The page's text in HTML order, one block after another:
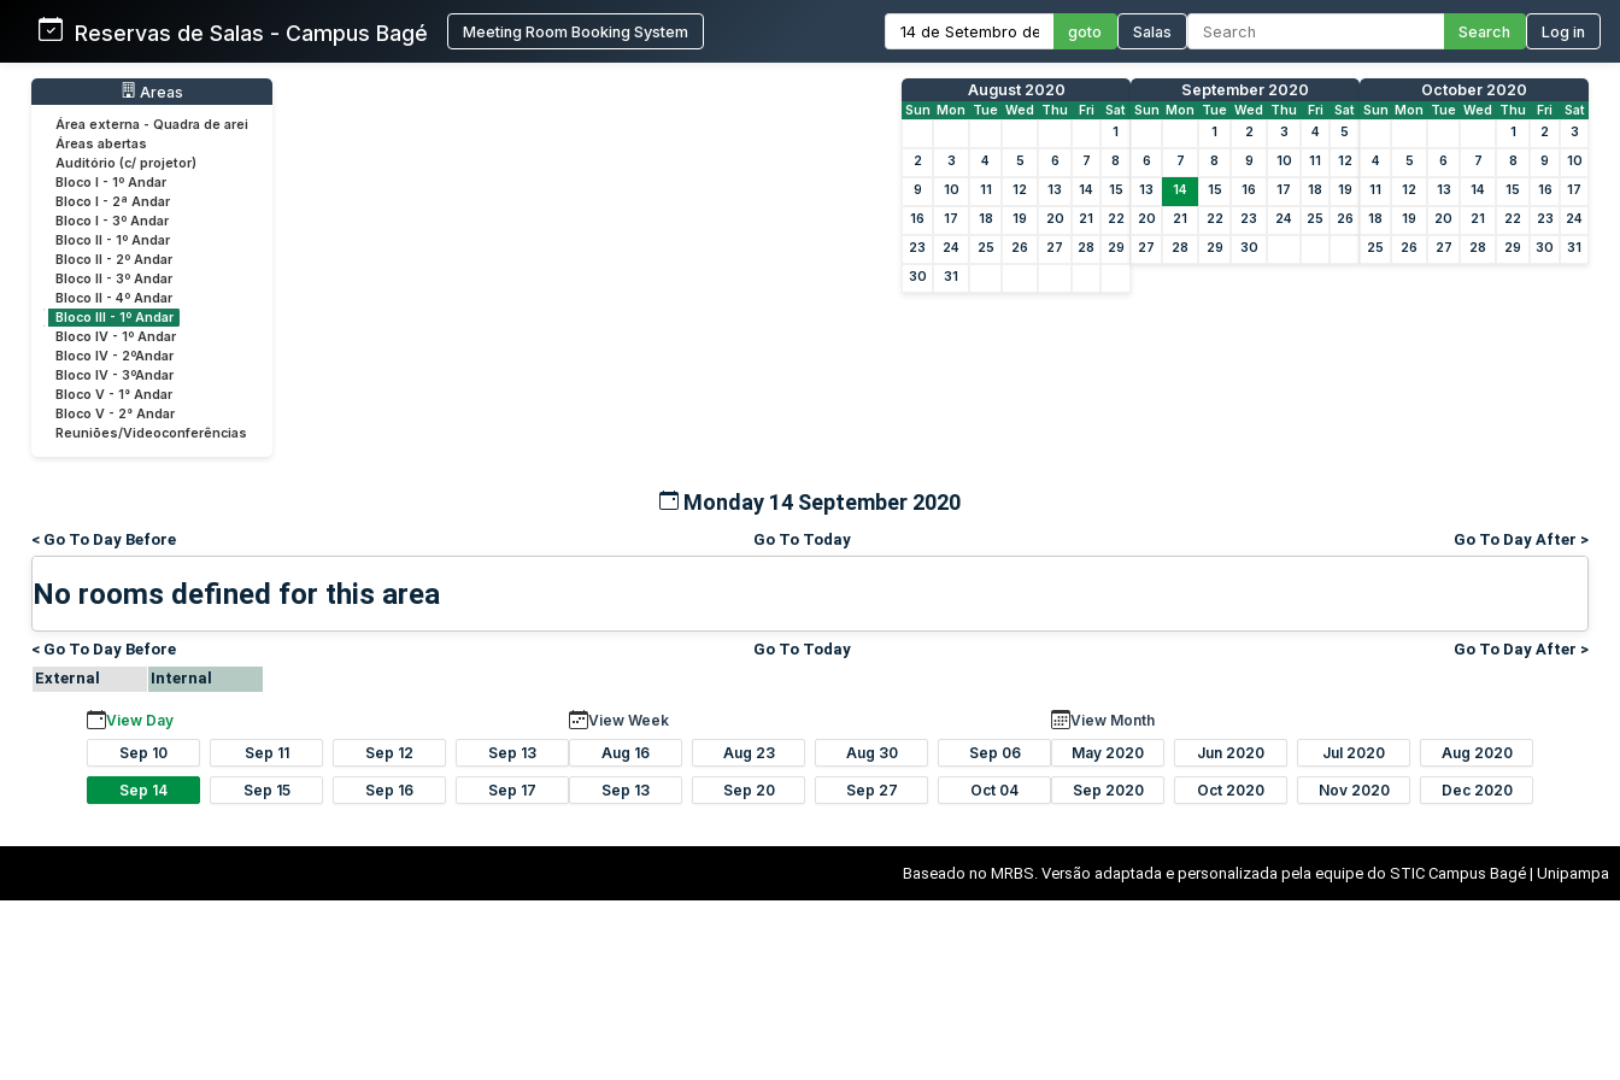
Reservas de Salas - Campus Bagé Meeting Room Booking System goto Salas Search Log in
Areas
Área externa - Quadra de arei
Áreas abertas
Auditório (c/ projetor)
Bloco I - 1º Andar
Bloco I - 2ª Andar
Bloco I - 3º Andar
Bloco II - 1º Andar
Bloco II - 2º Andar
Bloco II - 3º Andar
Bloco II - 4º Andar
Bloco III - 1º Andar
Bloco IV - 1º Andar
Bloco IV - 2ºAndar
Bloco IV - 3ºAndar
Bloco V - 1° Andar
Bloco V - 2° Andar
Reuniões/Videoconferências
August 2020
Sun Mon Tue Wed Thu Fri
Sat
1
2
3 4 5 6 7
8
9
10 11 12 13 14
15
16
17 18 19 20 21
22
23
24 25 26 27 28
29
30
31
September 2020
Sun Mon Tue Wed Thu Fri
Sat
1
2 3 4
5
6
7 8 9 10 11
12
13
14 15 16 17 18
19
20
21 22 23 24 25
26
27
28 29 30
October 2020
Sun Mon Tue Wed Thu Fri
Sat
1
2
3
4
5 6 7 8 9
10
11
12 13 14 15 16
17
18
19 20 21 22 23
24
25
26 27 28 29 30 31
Monday 14 September 2020
< Go To Day Before Go To Today Go To Day After >
No rooms defined for this area
< Go To Day Before Go To Today
Go To Day After >
External
Internal
View Day
Sep 10
Sep 11 Sep 12 Sep 13
Sep 14 Sep 15 Sep 16 Sep 17
View Week
Aug 16
Aug 23 Aug 30 Sep 06
Sep 13 Sep 20 Sep 27 Oct 04
View Month
May 2020
Jun 2020 Jul 2020 Aug 2020
Sep 2020 Oct 2020 Nov 2020 Dec 2020
Baseado no MRBS. Versão adaptada e personalizada pela equipe do STIC Campus Bagé | Unipampa